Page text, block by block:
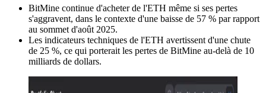
BitMine continue d'acheter de l'ETH même si ses pertes
s'aggravent, dans le contexte d'une baisse de 57 % par rapport
au sommet d'août 2025.
Les indicateurs techniques de l'ETH avertissent d'une chute
de 25 %, ce qui porterait les pertes de BitMine au-delà de 10
milliards de dollars.